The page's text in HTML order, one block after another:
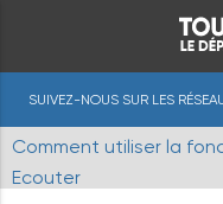
SUIVEZ-NOUS SUR LES
Comment utiliser la
Ecouter